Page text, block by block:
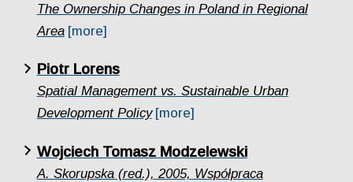
The Ownership Changes in Poland in Regional
Area [more]
Piotr Lorens
Spatial Management vs. Sustainable Urban
Development Policy [more]
Wojciech Tomasz Modzelewski
A. Skorupska (red.), 2005, Współpraca